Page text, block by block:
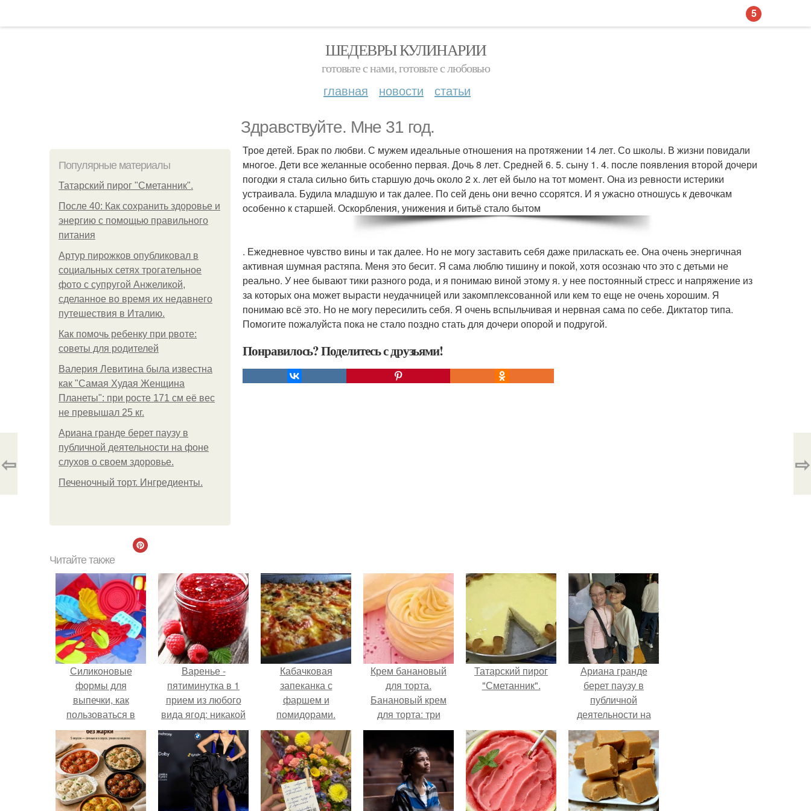
ШЕДЕВРЫ КУЛИНАРИИ
готовьте с нами, готовьте с любовью
главная новости статьи
Здравствуйте. Мне 31 год.
Популярные материалы
Татарский пирог "Сметанник".
После 40: Как сохранить здоровье и
энергию с помощью правильного
питания
Артур пирожков опубликовал в
социальных сетях трогательное
фото с супругой Анжеликой,
сделанное во время их недавнего
путешествия в Италию.
Как помочь ребенку при рвоте:
советы для родителей
Валерия Левитина была известна
как "Самая Худая Женщина
Планеты": при росте 171 см её вес
не превышал 25 кг.
Ариана гранде берет паузу в
публичной деятельности на фоне
слухов о своем здоровье.
Печеночный торт. Ингредиенты.
Трое детей. Брак по любви. С мужем идеальные отношения на протяжении 14 лет. Со школы. В жизни повидали
многое. Дети все желанные особенно первая. Дочь 8 лет. Средней 6. 5. сыну 1. 4. после появления второй дочери
погодки я стала сильно бить старшую дочь около 2 х. лет ей было на тот момент. Она из ревности истерики
устраивала. Будила младшую и так далее. По сей день они вечно ссорятся. И я ужасно отношусь к девочкам
особенно к старшей. Оскорбления, унижения и битьё стало бытом
. Ежедневное чувство вины и так далее. Но не могу заставить себя даже приласкать ее. Она очень энергичная
активная шумная растяпа. Меня это бесит. Я сама люблю тишину и покой, хотя осознаю что это с детьми не
реально. У нее бывают тики разного рода, и я понимаю виной этому я. у нее постоянный стресс и напряжение из
за которых она может вырасти неудачницей или закомплексованной или кем то еще не очень хорошим. Я
понимаю всё это. Но не могу пересилить себя. Я очень вспыльчивая и нервная сама по себе. Диктатор типа.
Помогите пожалуйста пока не стало поздно стать для дочери опорой и подругой.
Понравилось? Поделитесь с друзьями!
⇦ ⇨
Читайте также
Силиконовые
формы для
выпечки, как
пользоваться в
духовке. 9 правил
использования
силиконовых
формам для
выпечки.
Варенье -
пятиминутка в 1
прием из любого
вида ягод: никакой
длительной варки,
все витамины на
месте!
Кабачковая
запеканка с
фаршем и
помидорами.
Крем банановый
для торта.
Банановый крем
для торта: три
рецепта как
приготовить.
Татарский пирог
"Сметанник".
Ариана гранде
берет паузу в
публичной
деятельности на
фоне слухов о
своем здоровье.
5